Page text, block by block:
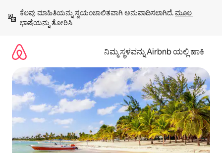
ಹೋಗಿ
ಕೆಲವು ಮಾಹಿತಿಯನ್ನು ಸ್ವಯಂಚಾಲಿತವಾಗಿ ಅನುವಾದಿಸಲಾಗಿದೆ. ಮೂಲ
ಭಾಷೆಯನ್ನು ತೋರಿಸಿ
ನಿಮ್ಮ ಸ್ಥಳವನ್ನು Airbnb ಯಲ್ಲಿ ಹಾಕಿ